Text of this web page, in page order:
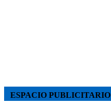
ESPACIO PUBLICITARIO